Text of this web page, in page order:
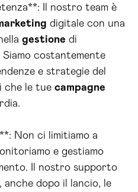
Il nostro team è
digitale con una
gestione di
Siamo costantemente
e strategie del
che le tue campagne
Non ci limitiamo a
e gestiamo
Il nostro supporto
dopo il lancio, le